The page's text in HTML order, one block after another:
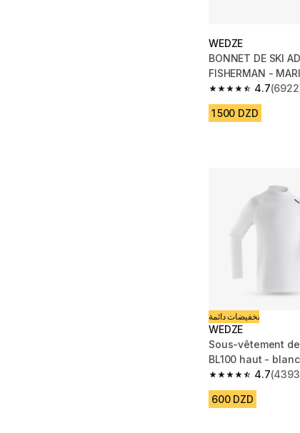
WEDZE
BONNET DE SKI
FISHERMAN -
4.7
4.7 out of 5 stars
1 500 DZD
تخفيضات دائمة
WEDZE
Sous-vêtement
BL100 haut -
4.7
4.7 out of 5 stars
600 DZD